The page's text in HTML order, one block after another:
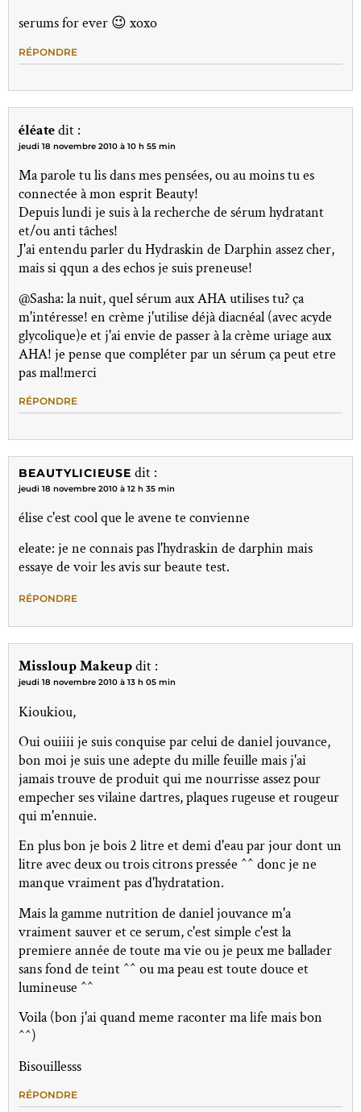
serums for ever 😉 xoxo
RÉPONDRE
éléatedit :
jeudi 18 novembre 2010 à 10 h 55 min
Ma parole tu lis dans mes pensées, ou au moins tu es
connectée à mon esprit Beauty!
Depuis lundi je suis à la recherche de sérum hydratant
et/ou anti tâches!
J'ai entendu parler du Hydraskin de Darphin assez cher,
mais si qqun a des echos je suis preneuse!
@Sasha: la nuit, quel sérum aux AHA utilises tu? ça
m'intéresse! en crème j'utilise déjà diacnéal (avec acyde
glycolique)e et j'ai envie de passer à la crème uriage aux
AHA! je pense que compléter par un sérum ça peut etre
pas mal!merci
RÉPONDRE
BEAUTYLICIEUSE dit :
jeudi 18 novembre 2010 à 12 h 35 min
élise c'est cool que le avene te convienne
eleate: je ne connais pas l'hydraskin de darphin mais
essaye de voir les avis sur beaute test.
RÉPONDRE
Missloup Makeupdit :
jeudi 18 novembre 2010 à 13 h 05 min
Kioukiou,
Oui ouiiii je suis conquise par celui de daniel jouvance,
bon moi je suis une adepte du mille feuille mais j'ai
jamais trouve de produit qui me nourrisse assez pour
empecher ses vilaine dartres, plaques rugeuse et rougeur
qui m'ennuie.
En plus bon je bois 2 litre et demi d'eau par jour dont un
litre avec deux ou trois citrons pressée ^^ donc je ne
manque vraiment pas d'hydratation.
Mais la gamme nutrition de daniel jouvance m'a
vraiment sauver et ce serum, c'est simple c'est la
premiere année de toute ma vie ou je peux me ballader
sans fond de teint ^^ ou ma peau est toute douce et
lumineuse ^^
Voila (bon j'ai quand meme raconter ma life mais bon
^^)
Bisouillesss
RÉPONDRE